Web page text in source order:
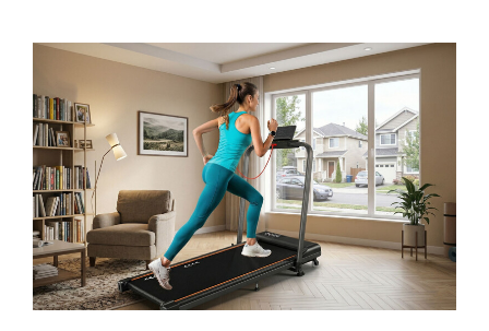
állomás
több
eszközhöz,
vezetéknélküli
töltéssel